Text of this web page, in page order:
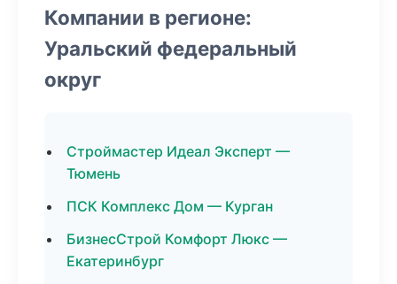
Компании в регионе:
Уральский федеральный
округ
Строймастер Идеал Эксперт —
Тюмень
ПСК Комплекс Дом — Курган
БизнесСтрой Комфорт Люкс —
Екатеринбург